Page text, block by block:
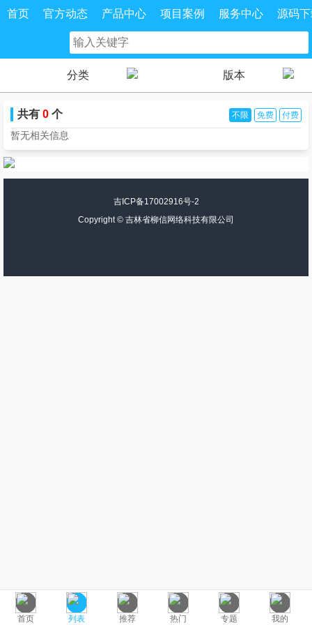
首页 官方动态 产品中心 项目案例 服务中心 源码
分类 版本
共有 0 个 不限 免费 付费
暂无相关信息
首页 列表 推荐 热门 专题 我的
吉ICP备17002916号-2
Copyright © 吉林省柳信网络科技有限公司